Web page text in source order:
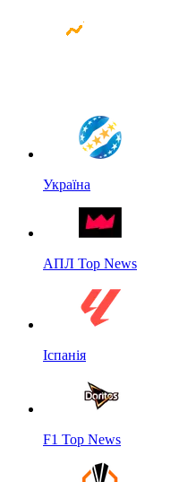
Україна
АПЛ Top News
Іспанія
F1 Top News